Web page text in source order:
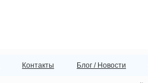
Контакты Блог / Новости